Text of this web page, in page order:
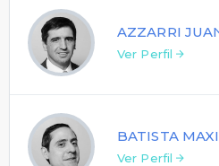
AZZARRI
Ver Perfil
BATISTA
Ver Perfil